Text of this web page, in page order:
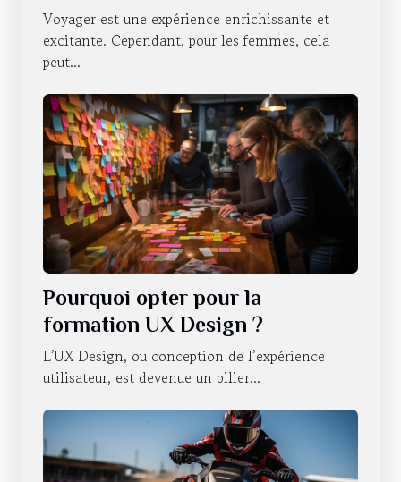
Voyager est une expérience enrichissante et
excitante. Cependant, pour les femmes, cela
peut...
Pourquoi opter pour la
formation UX Design ?
L’UX Design, ou conception de l’expérience
utilisateur, est devenue un pilier...